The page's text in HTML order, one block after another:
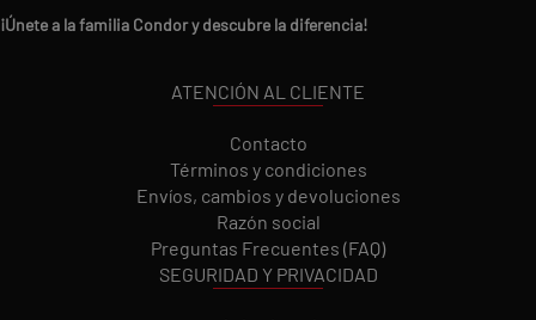
¡Únete a la familia Condor y descubre la diferencia!
ATENCIÓN AL CLIENTE
Contacto
Términos y condiciones
Envíos, cambios y devoluciones
Razón social
Preguntas Frecuentes (FAQ)
SEGURIDAD Y PRIVACIDAD